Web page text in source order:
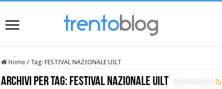
Home / Tag:FESTIVAL NAZIONALE UILT
Archivi per tag: FESTIVAL NAZIONALE UILT